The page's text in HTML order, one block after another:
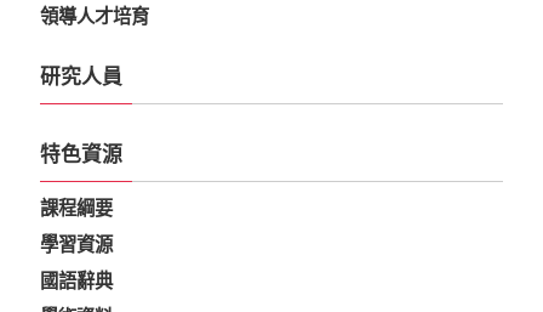
領導人才培育
研究人員
特色資源
課程綱要
學習資源
國語辭典